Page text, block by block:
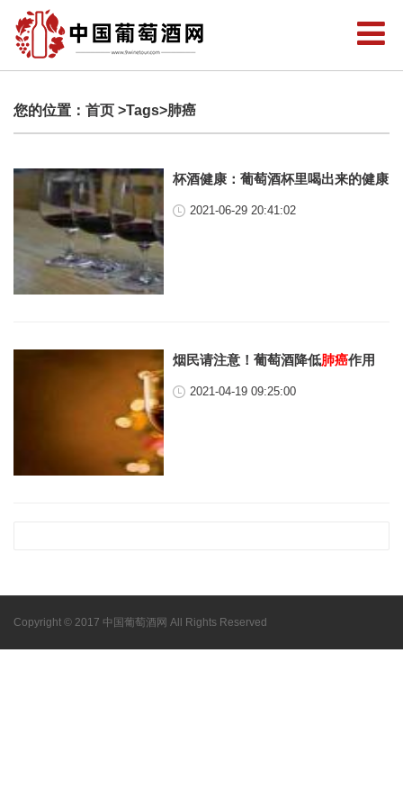
您的位置： 首页 >Tags>肺癌
杯酒健康：葡萄酒杯里喝出来的健康
2021-06-29 20:41:02
烟民请注意！葡萄酒降低肺癌作用
2021-04-19 09:25:00
Copyright © 2017 中国葡萄酒网 All Rights Reserved